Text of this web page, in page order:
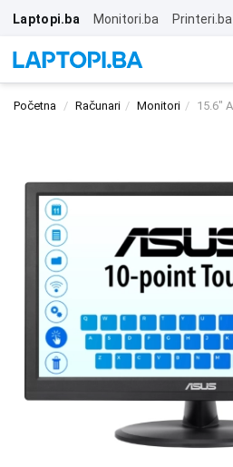
Laptopi.ba Monitori.ba Printeri.ba
Početna Računari Monitori 15.6"